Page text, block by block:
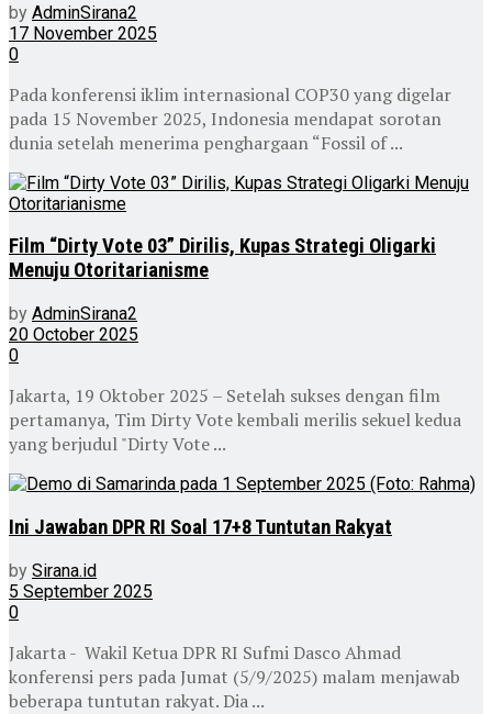
by AdminSirana2
17 November 2025
0
Pada konferensi iklim internasional COP30 yang digelar
pada 15 November 2025, Indonesia mendapat sorotan
dunia setelah menerima penghargaan “Fossil of ...
Film “Dirty Vote 03” Dirilis, Kupas Strategi Oligarki
Menuju Otoritarianisme
by AdminSirana2
20 October 2025
0
Jakarta, 19 Oktober 2025 – Setelah sukses dengan film
pertamanya, Tim Dirty Vote kembali merilis sekuel kedua
yang berjudul "Dirty Vote ...
Ini Jawaban DPR RI Soal 17+8 Tuntutan Rakyat
by Sirana.id
5 September 2025
0
Jakarta - Wakil Ketua DPR RI Sufmi Dasco Ahmad
konferensi pers pada Jumat (5/9/2025) malam menjawab
beberapa tuntutan rakyat. Dia ...